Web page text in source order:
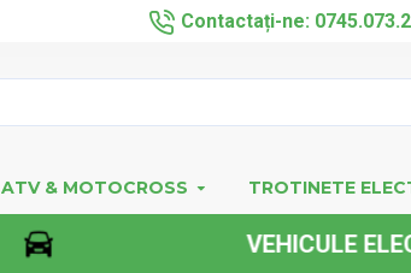
Contactați-ne:
ATV & MOTOCROSS TROTINETE
VEHICULE ELECTRICE